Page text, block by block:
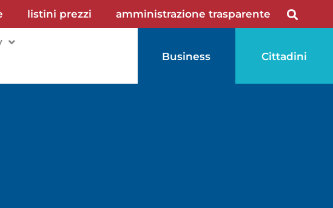
listini prezzi amministrazione trasparente
Business Cittadini